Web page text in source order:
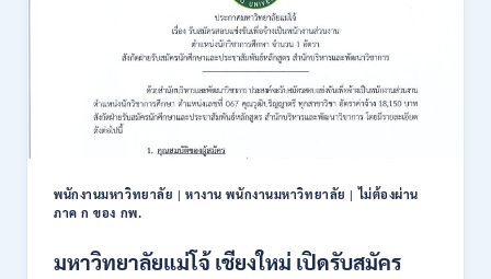
ข้าราชการ
28
/
ปวส.
ป.ตรี
สาขา
สมัคร
ONLINE
พนักงานมหาวิทยาลัย |หางาน พนักงานมหาวิทยาลัย |ไม่ต้องผ่าน
ภาค ก ของ กพ.
มหาวิทยาลัยแม่โจ้ เชียงใหม่ เปิดรับสมัคร